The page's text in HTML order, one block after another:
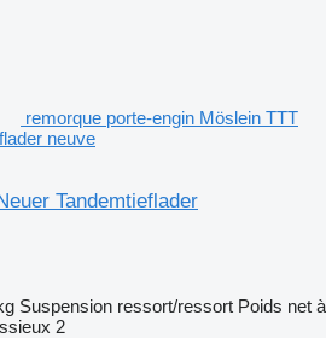
remorque porte-engin Möslein TTT
neuve
Tandemtieflader
Suspension ressort/ressort Poids net à
2